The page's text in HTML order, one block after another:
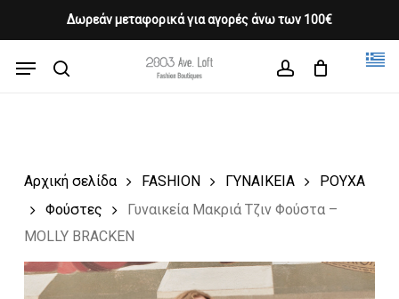
Δωρεάν μεταφορικά για αγορές άνω των 100€
content
Menu
Cart CLOSE
CART
Αρχική σελίδα FASHION ΓΥΝΑΙΚΕΙΑ
ΡΟΥΧΑ
Φούστες
Γυναικεία Μακριά Τζιν Φούστα –
MOLLY BRACKEN
Close